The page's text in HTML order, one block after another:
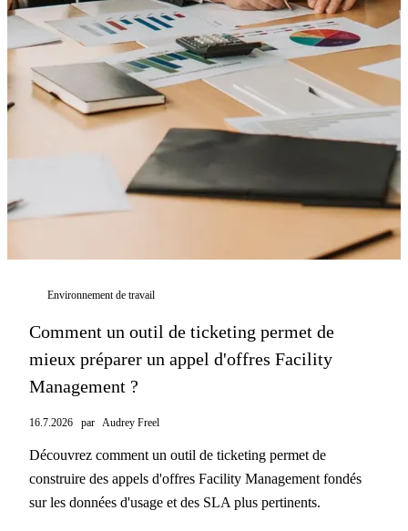
Environnement de travail
Comment un outil de ticketing permet de
mieux préparer un appel d'offres Facility
Management ?
16.7.2026 par Audrey Freel
Découvrez comment un outil de ticketing permet de
construire des appels d'offres Facility Management fondés
sur les données d'usage et des SLA plus pertinents.